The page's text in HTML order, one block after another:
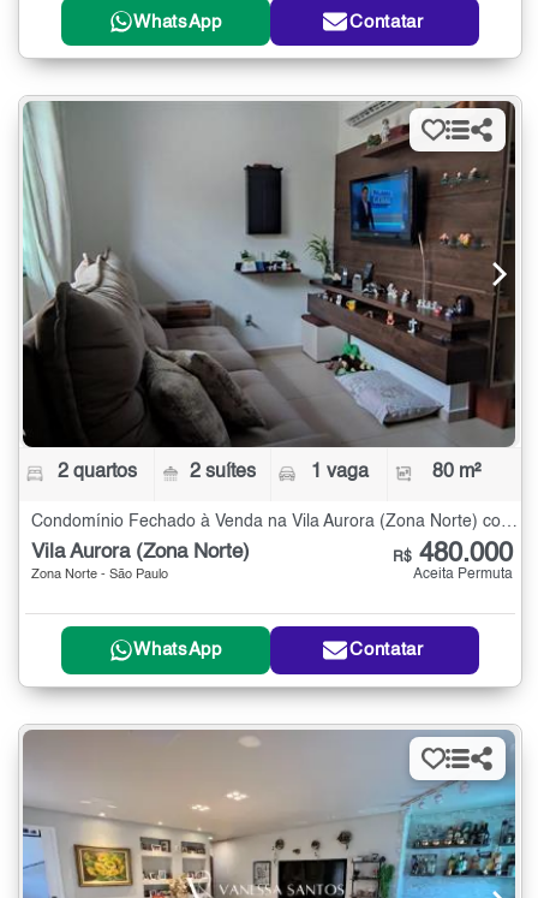
WhatsApp Contatar
2 quartos 2 suítes 1 vaga 80 m²
Condomínio Fechado à Venda na Vila Aurora (Zona Norte) com 2 quartos - 80 m²
Vila Aurora (Zona Norte)
Zona Norte - São Paulo
R$ 480.000
Aceita Permuta
WhatsApp Contatar